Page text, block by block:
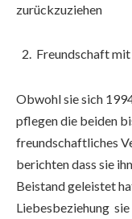
zurückzuziehen
Freundschaft
Obwohl sie sich
pflegen die beiden
freundschaftliches
berichten dass sie
Beistand geleistet
Liebesbeziehung